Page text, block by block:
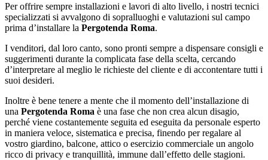
Per offrire sempre installazioni e lavori di alto livello, i nostri tecnici
specializzati si avvalgono di sopralluoghi e valutazioni sul campo
prima d’installare la Pergotenda Roma.
I venditori, dal loro canto, sono pronti sempre a dispensare consigli e
suggerimenti durante la complicata fase della scelta, cercando
d’interpretare al meglio le richieste del cliente e di accontentare tutti i
suoi desideri.
Inoltre è bene tenere a mente che il momento dell’installazione di
una Pergotenda Roma è una fase che non crea alcun disagio,
perché viene costantemente seguita ed eseguita da personale esperto
in maniera veloce, sistematica e precisa, finendo per regalare al
vostro giardino, balcone, attico o esercizio commerciale un angolo
ricco di privacy e tranquillità, immune dall’effetto delle stagioni.